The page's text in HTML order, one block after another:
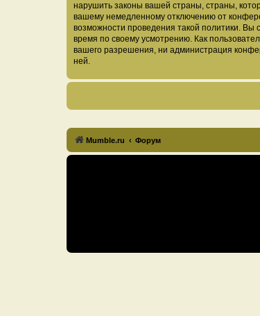
нарушить законы вашей страны, страны,
вашему немедленному отключению от
возможности проведения такой политики.
время по своему усмотрению. Как
вашего разрешения, ни администрация
ней.
Mumble.ru Форум